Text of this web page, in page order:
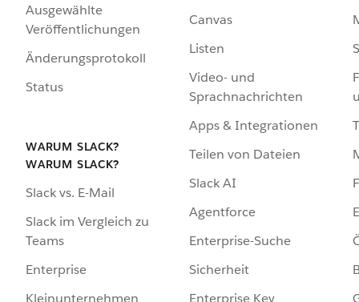
Ausgewählte
Veröffentlichungen
Änderungsprotokoll
Status
WARUM SLACK?
WARUM SLACK?
Slack vs. E-Mail
Slack im Vergleich zu
Teams
Enterprise
Kleinunternehmen
Canvas
Listen
Video- und
Sprachnachrichten
Apps & Integrationen
Teilen von Dateien
Slack AI
Agentforce
Enterprise-Suche
Sicherheit
Enterprise Key